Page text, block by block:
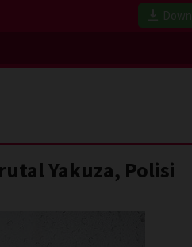
Yakuza, Polisi